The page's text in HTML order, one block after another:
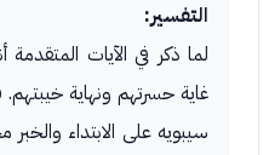
التفسير:
لما ذكر في الآيات المتقدمة
غاية حسرتهم ونهاية
سيبويه على الابتداء